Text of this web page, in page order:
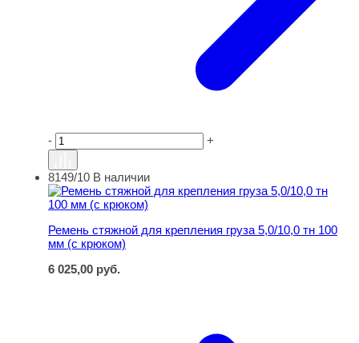
- +
Ремень стяжной для крепления груза 5,0/10,0 тн 100
8149/10 В наличии
Ремень стяжной для крепления груза 5,0/10,0 тн 100
мм (с крюком)
6 025,00 руб.